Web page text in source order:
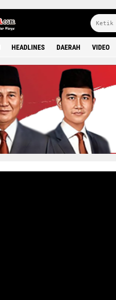
HEADLINES DAERAH VIDEO